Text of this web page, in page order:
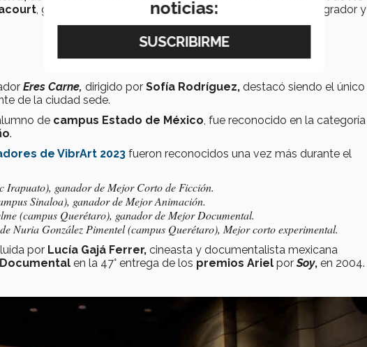
, ganadora de la categoría Concentraciones, bloque integrador y
Eres Carne, dirigido por Sofía Rodríguez, destacó siendo el único
de la ciudad sede.
de campus Estado de México, fue reconocido en la categoría
.
de VibrArt 2023 fueron reconocidos una vez más durante el
Irapuato), ganador de Mejor Corto de Ficción.
Sinaloa), ganador de Mejor Animación.
(campus Querétaro), ganador de Mejor Documental.
de Nuria González Pimentel (campus Querétaro), Mejor corto experimental.
por Lucía Gajá Ferrer, cineasta y documentalista mexicana
en la 47° entrega de los premios Ariel porSoy, en 2004.
noticias: